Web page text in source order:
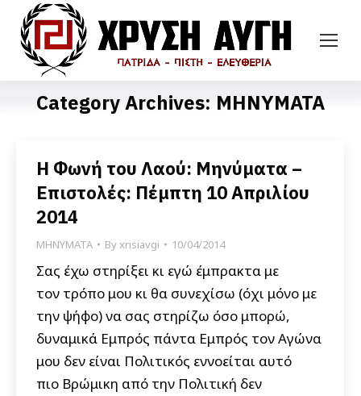
Category Archives: ΜΗΝΥΜΑΤΑ
Η Φωνή του Λαού: Μηνύματα –
Επιστολές: Πέμπτη 10 Απριλίου
2014
ΜΗΝΥΜΑΤΑ Byxrisiavgi 10/04/2014
Σας έχω στηρίξει κι εγώ έμπρακτα με
τον τρόπο μου κι θα συνεχίσω (όχι μόνο με
την ψήφο) να σας στηρίζω όσο μπορώ,
δυναμικά Εμπρός πάντα Εμπρός τον Αγώνα
μου δεν είναι Πολιτικός εννοείται αυτό
πιο Βρώμικη από την Πολιτική δεν